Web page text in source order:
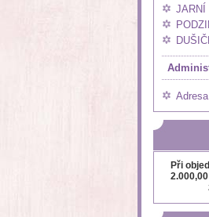
JARNÍ
Adresa
Při